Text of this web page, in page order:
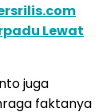
Lewat
juga
faktanya